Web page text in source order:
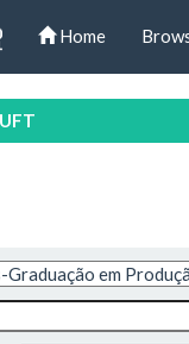
Home